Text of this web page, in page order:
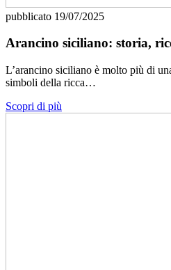
pubblicato 19/07/2025
Arancino siciliano: storia,
L’arancino siciliano è molto più di
simboli della ricca…
Scopri di più